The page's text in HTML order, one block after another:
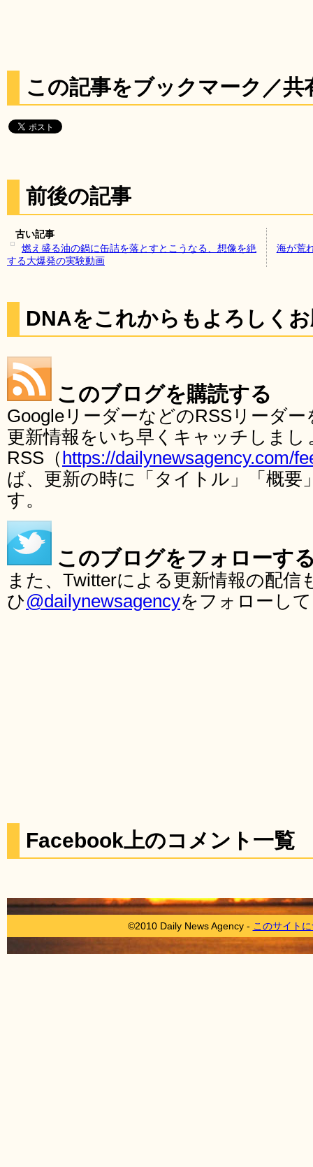
この記事をブックマーク／共
前後の記事
古い記事
燃え盛る油の鍋に缶詰を落とすとこうなる、想像を絶
する大爆発の実験動画
海が荒
DNAをこれからもよろしく
このブログを購読する
GoogleリーダーなどのRSSリーダ
更新情報をいち早くキャッチしま
RSS（ https://dailynewsagency.com/
ば、更新の時に「タイトル」「概要
す。
このブログをフォローす
また、Twitterによる更新情報の配
ひ@dailynewsagencyをフォローし
Facebook上のコメント一覧
©2010 Daily News Agency - このサイト